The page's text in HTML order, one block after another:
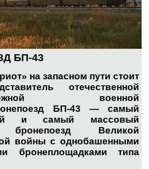
БП-43
на запасном пути стоит
отечественной
военной
БП-43 — самый
и самый массовый
бронепоезд Великой
войны с однобашенными
бронеплощадками типа